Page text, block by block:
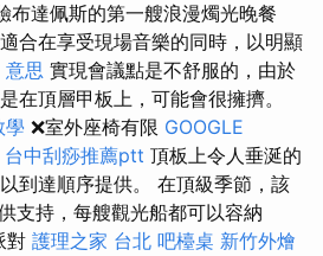
布達佩斯的第一艘浪漫燭光晚餐
合在享受現場音樂的同時，以明顯
意思 實現會議點是不舒服的，由於
在頂層甲板上，可能會很擁擠。
學 ❌室外座椅有限 GOOGLE
台中刮痧推薦ptt 頂板上令人垂涎的
到達順序提供。 在頂級季節，該
支持，每艘觀光船都可以容納
對 護理之家 台北 吧檯桌 新竹外燴